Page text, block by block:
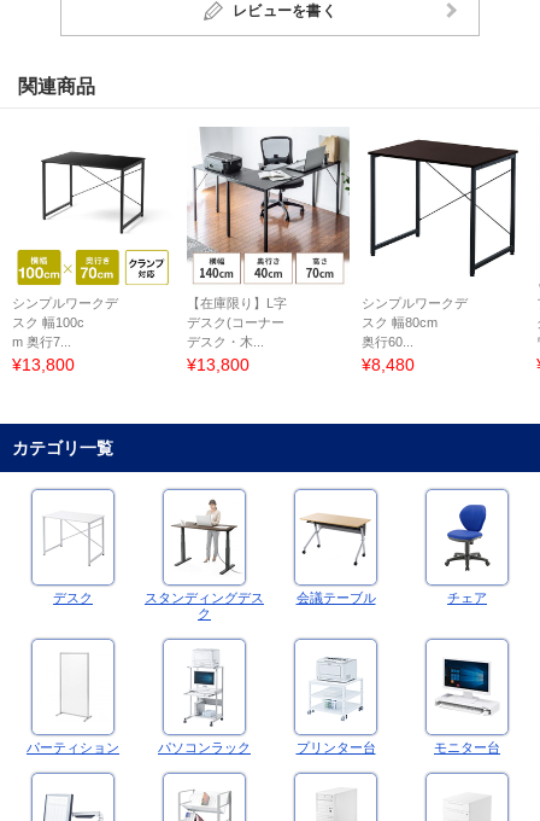
レビューを書く
関連商品
シンプルワークデ
スク 幅100c
m 奥行7...
¥13,800
【在庫限り】L字
デスク(コーナー
デスク・木...
¥13,800
シンプルワークデ
スク 幅80cm
奥行60...
¥8,480
カテゴリ一覧
デスク
スタンディングデス
ク
会議テーブル チェア
パーティション パソコンラック プリンター台 モニター台